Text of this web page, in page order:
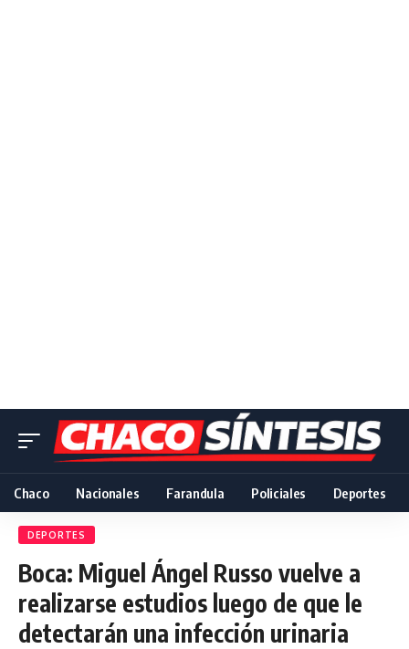
Chaco Nacionales Farandula Policiales Deportes
DEPORTES
Boca: Miguel Ángel Russo vuelve a
realizarse estudios luego de que le
detectarán una infección urinaria